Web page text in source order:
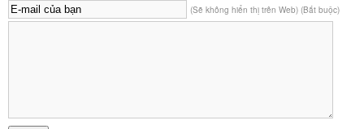
(Sẽ không hiển thị trên Web) (Bắt buộc)